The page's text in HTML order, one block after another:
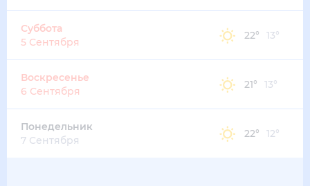
Суббота
5 Сентября
22° 13°
Воскресенье
6 Сентября
21° 13°
Понедельник
7 Сентября
22° 12°